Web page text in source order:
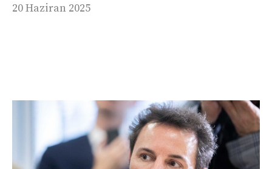
20 Haziran 2025